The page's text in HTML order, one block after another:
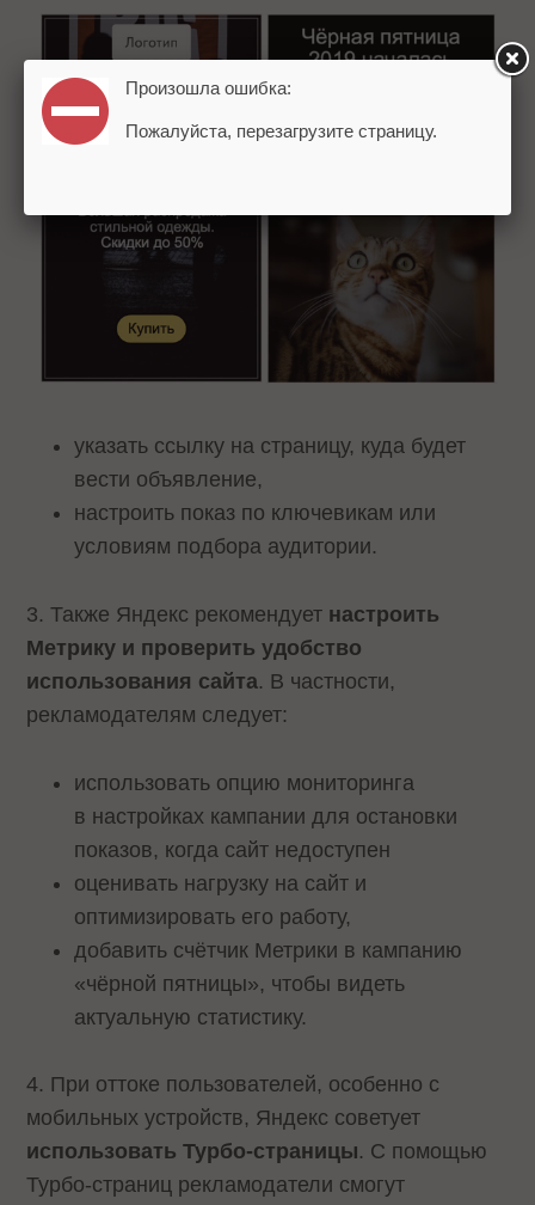
указать ссылку на страницу, куда будет
вести объявление,
настроить показ по ключевикам или
условиям подбора аудитории.
3. Также Яндекс рекомендует настроить
Метрику и проверить удобство
использования сайта. В частности,
рекламодателям следует:
использовать опцию мониторинга
в настройках кампании для остановки
показов, когда сайт недоступен
оценивать нагрузку на сайт и
оптимизировать его работу,
добавить счётчик Метрики в кампанию
«чёрной пятницы», чтобы видеть
актуальную статистику.
4. При оттоке пользователей, особенно с
мобильных устройств, Яндекс советует
использовать Турбо-страницы. С помощью
Турбо-страниц рекламодатели смогут
Произошла ошибка:
Пожалуйста, перезагрузите страницу.